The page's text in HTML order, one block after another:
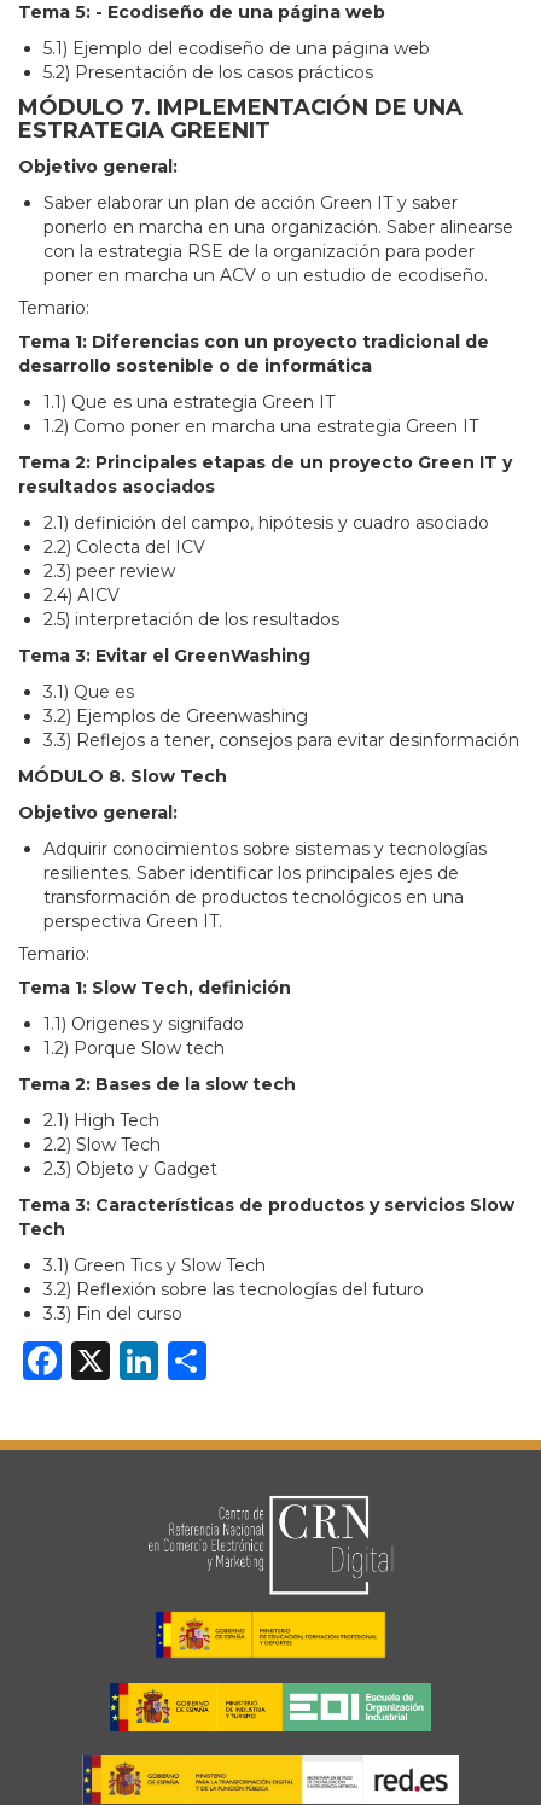
Tema 5: - Ecodiseño de una página web
5.1) Ejemplo del ecodiseño de una página web
5.2) Presentación de los casos prácticos
MÓDULO 7. IMPLEMENTACIÓN DE UNA
ESTRATEGIA GREENIT
Objetivo general:
Saber elaborar un plan de acción Green IT y saber
ponerlo en marcha en una organización. Saber alinearse
con la estrategia RSE de la organización para poder
poner en marcha un ACV o un estudio de ecodiseño.
Temario:
Tema 1: Diferencias con un proyecto tradicional de
desarrollo sostenible o de informática
1.1) Que es una estrategia Green IT
1.2) Como poner en marcha una estrategia Green IT
Tema 2: Principales etapas de un proyecto Green IT y
resultados asociados
2.1) definición del campo, hipótesis y cuadro asociado
2.2) Colecta del ICV
2.3) peer review
2.4) AICV
2.5) interpretación de los resultados
Tema 3: Evitar el GreenWashing
3.1) Que es
3.2) Ejemplos de Greenwashing
3.3) Reflejos a tener, consejos para evitar desinformación
MÓDULO 8. Slow Tech
Objetivo general:
Adquirir conocimientos sobre sistemas y tecnologías
resilientes. Saber identificar los principales ejes de
transformación de productos tecnológicos en una
perspectiva Green IT.
Temario:
Tema 1: Slow Tech, definición
1.1) Origenes y signifado
1.2) Porque Slow tech
Tema 2: Bases de la slow tech
2.1) High Tech
2.2) Slow Tech
2.3) Objeto y Gadget
Tema 3: Características de productos y servicios Slow
Tech
3.1) Green Tics y Slow Tech
3.2) Reflexión sobre las tecnologías del futuro
3.3) Fin del curso
Facebook
X LinkedIn